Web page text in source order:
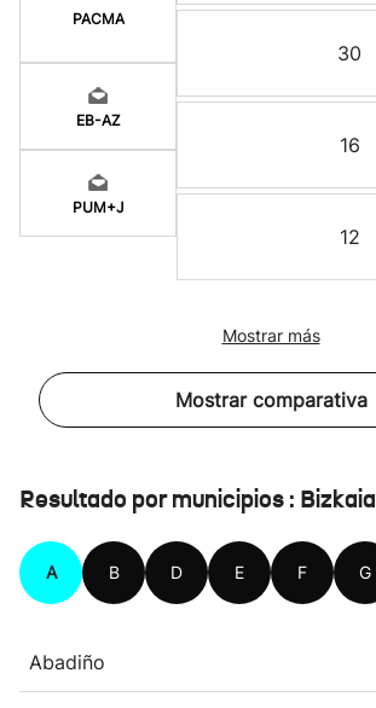
PACMA
EB-AZ
PUM+J
30
16
12
Mostrar más
Mostrar comparativa
Resultado por municipios : Bizkaia
A B D E F G
Abadiño